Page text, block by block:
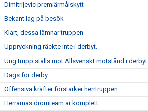
Dimitrijevic premiärmålskytt
Bekant lag på besök
Klart, dessa lämnar truppen
Uppryckning räckte inte i derbyt.
Ung trupp ställs mot Allsvenskt motstånd i derbyt
Dags för derby.
Offensiva krafter förstärker herrtruppen
Herrarnas drömteam är komplett